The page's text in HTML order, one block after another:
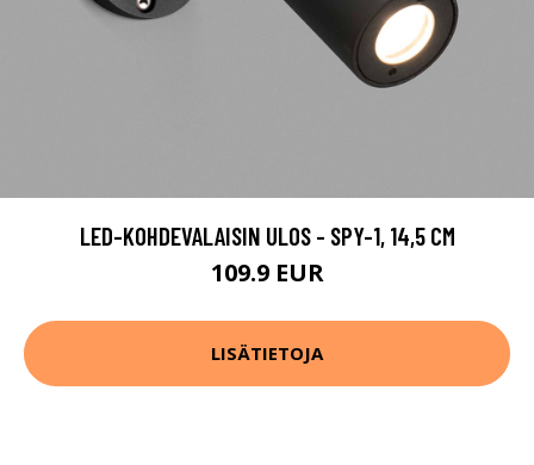
LED-KOHDEVALAISIN ULOS - SPY-1, 14,5 CM
109.9 EUR
LISÄTIETOJA